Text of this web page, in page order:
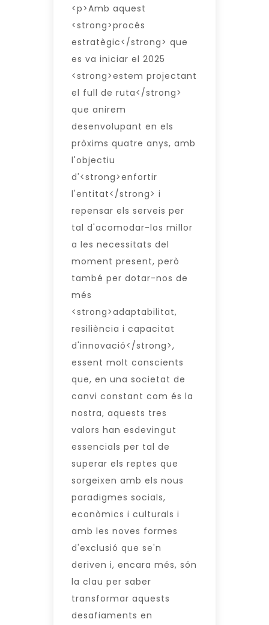
<p>Amb aquest
<strong>procés
estratègic</strong> que
es va iniciar el 2025
<strong>estem projectant
el full de ruta</strong>
que anirem
desenvolupant en els
pròxims quatre anys, amb
l'objectiu
d'<strong>enfortir
l'entitat</strong> i
repensar els serveis per
tal d'acomodar-los millor
a les necessitats del
moment present, però
també per dotar-nos de
més
<strong>adaptabilitat,
resiliència i capacitat
d'innovació</strong>,
essent molt conscients
que, en una societat de
canvi constant com és la
nostra, aquests tres
valors han esdevingut
essencials per tal de
superar els reptes que
sorgeixen amb els nous
paradigmes socials,
econòmics i culturals i
amb les noves formes
d'exclusió que se'n
deriven i, encara més, són
la clau per saber
transformar aquests
desafiaments en